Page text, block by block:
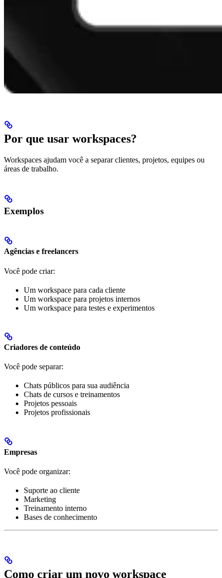
Por que usar workspaces?
Workspaces ajudam você a separar clientes, projetos, equipes ou
áreas de trabalho.
Exemplos
Agências e freelancers
Você pode criar:
Um workspace para cada cliente
Um workspace para projetos internos
Um workspace para testes e experimentos
Criadores de conteúdo
Você pode separar:
Chats públicos para sua audiência
Chats de cursos e treinamentos
Projetos pessoais
Projetos profissionais
Empresas
Você pode organizar:
Suporte ao cliente
Marketing
Treinamento interno
Bases de conhecimento
Como criar um novo workspace